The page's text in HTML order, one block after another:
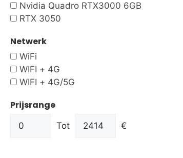
Nvidia Quadro RTX3000 6GB
RTX 3050
Netwerk
WiFi
WIFI + 4G
WIFI + 4G/5G
Prijsrange
Tot €